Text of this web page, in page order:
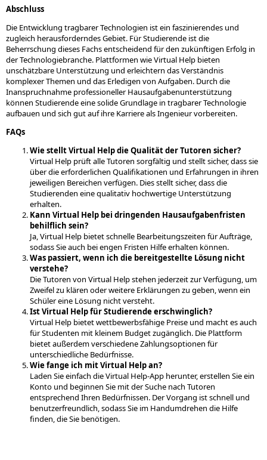
Abschluss
Die Entwicklung tragbarer Technologien ist ein faszinierendes und
zugleich herausforderndes Gebiet. Für Studierende ist die
Beherrschung dieses Fachs entscheidend für den zukünftigen Erfolg in
der Technologiebranche. Plattformen wie Virtual Help bieten
unschätzbare Unterstützung und erleichtern das Verständnis
komplexer Themen und das Erledigen von Aufgaben. Durch die
Inanspruchnahme professioneller Hausaufgabenunterstützung
können Studierende eine solide Grundlage in tragbarer Technologie
aufbauen und sich gut auf ihre Karriere als Ingenieur vorbereiten.
FAQs
Wie stellt Virtual Help die Qualität der Tutoren sicher?
Virtual Help prüft alle Tutoren sorgfältig und stellt sicher, dass sie
über die erforderlichen Qualifikationen und Erfahrungen in ihren
jeweiligen Bereichen verfügen. Dies stellt sicher, dass die
Studierenden eine qualitativ hochwertige Unterstützung
erhalten.
Kann Virtual Help bei dringenden Hausaufgabenfristen
behilflich sein?
Ja, Virtual Help bietet schnelle Bearbeitungszeiten für Aufträge,
sodass Sie auch bei engen Fristen Hilfe erhalten können.
Was passiert, wenn ich die bereitgestellte Lösung nicht
verstehe?
Die Tutoren von Virtual Help stehen jederzeit zur Verfügung, um
Zweifel zu klären oder weitere Erklärungen zu geben, wenn ein
Schüler eine Lösung nicht versteht.
Ist Virtual Help für Studierende erschwinglich?
Virtual Help bietet wettbewerbsfähige Preise und macht es auch
für Studenten mit kleinem Budget zugänglich. Die Plattform
bietet außerdem verschiedene Zahlungsoptionen für
unterschiedliche Bedürfnisse.
Wie fange ich mit Virtual Help an?
Laden Sie einfach die Virtual Help-App herunter, erstellen Sie ein
Konto und beginnen Sie mit der Suche nach Tutoren
entsprechend Ihren Bedürfnissen. Der Vorgang ist schnell und
benutzerfreundlich, sodass Sie im Handumdrehen die Hilfe
finden, die Sie benötigen.